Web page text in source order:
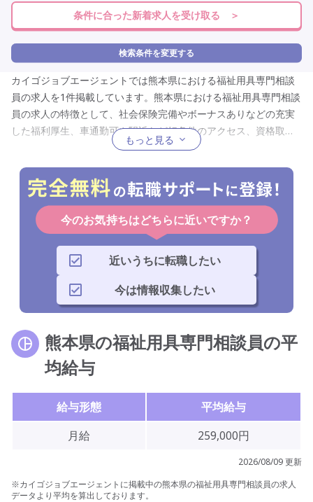
条件に合った新着求人を受け取る ＞
検索条件を変更する
カイゴジョブエージェントでは熊本県における福祉用具専門相談
員の求人を1件掲載しています。熊本県における福祉用具専門相談
員の求人の特徴として、社会保険完備やボーナスありなどの充実
した福利厚生、車通勤可や駅近など好条件のアクセス、資格取得
支援や研修制度など充実した研修制度、正社員やパートなどの働
き方に応じて選べる雇用形態、訪問介護や放課後等デイサービス
など幅広く選べるサービス形態、介護福祉士や初任者研修などの
所有者を対象にした資格を限定したもの、身体介護なしや送迎業
務なしなど幅広い仕事内容、夜勤専従や日勤のみなどから選べる
勤務時間、土日祝休みや夏季休暇など充実した休日、未経験歓迎
や定年なしなど誰もが応募しやすい応募要件、条件や非常勤など
の働き方に合わせた就業形態が挙げられるので、熊本県で福祉用
具専門相談員への転職を考えている人は必見です。
もっと見る
今のお気持ちはどちらに近いですか？
近いうちに転職したい
今は情報収集したい
熊本県の福祉用具専門相談員の平
均給与
給与形態
平均給与
月給
259,000円
2026/08/09 更新
※カイゴジョブエージェントに掲載中の熊本県の福祉用具専門相談員の求人
データより平均を算出しております。